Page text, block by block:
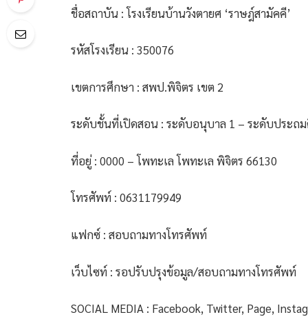
ชื่อสถาบัน : โรงเรียนบ้านวังตายศ ‘ราษฎ์สามัคคี’
รหัสโรงเรียน : 350076
เขตการศึกษา : สพป.พิจิตร เขต 2
ระดับชั้นที่เปิดสอน : ระดับอนุบาล 1 – ระดับประถ
ที่อยู่ : 0000 – โพทะเล โพทะเล พิจิตร 66130
โทรศัพท์ : 0631179949
แฟกซ์ : สอบถามทางโทรศัพท์
เว็บไซท์ : รอปรับปรุงข้อมูล/สอบถามทางโทรศัพท์
SOCIAL MEDIA : Facebook, Twitter, Page,